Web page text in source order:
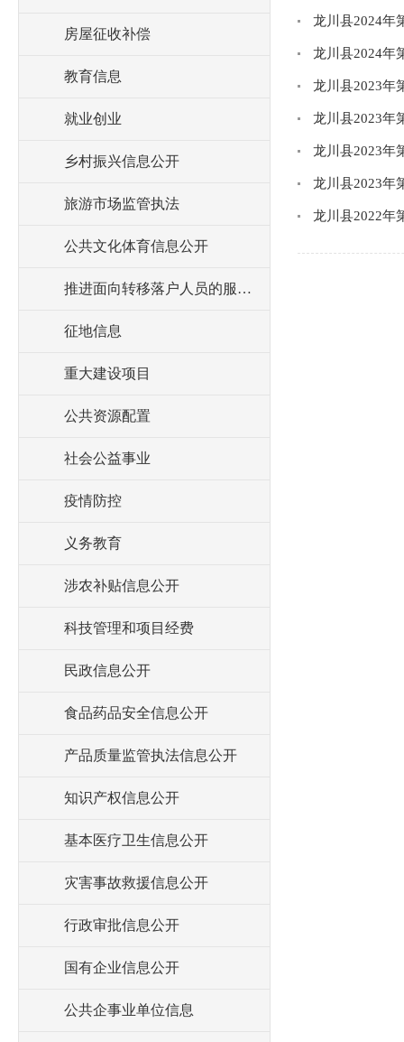
房屋征收补偿
教育信息
就业创业
乡村振兴信息公开
旅游市场监管执法
公共文化体育信息公开
推进面向转移落户人员的服务公开
征地信息
重大建设项目
公共资源配置
社会公益事业
疫情防控
义务教育
涉农补贴信息公开
科技管理和项目经费
民政信息公开
食品药品安全信息公开
产品质量监管执法信息公开
知识产权信息公开
基本医疗卫生信息公开
灾害事故救援信息公开
行政审批信息公开
国有企业信息公开
公共企事业单位信息
龙川县2024年
龙川县2024年
龙川县2023年
龙川县2023年
龙川县2023年
龙川县2023年
龙川县2022年